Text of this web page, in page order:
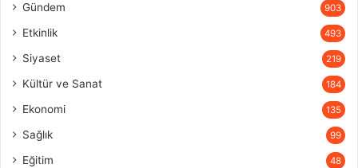
Gündem 903
Etkinlik 493
Siyaset 219
Kültür ve Sanat 184
Ekonomi 135
Sağlık 99
Eğitim 48